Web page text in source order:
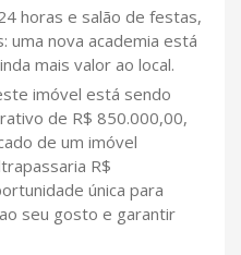
horas e salão de festas,
uma nova academia está
mais valor ao local.
imóvel está sendo
de R$ 850.000,00,
de um imóvel
R$
única para
seu gosto e garantir